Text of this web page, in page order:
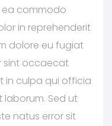
ea commodo
in reprehenderit
dolore eu fugiat
sint occaecat
in culpa qui officia
laborum. Sed ut
natus error sit